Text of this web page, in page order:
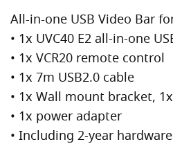
All-in-one USB Video Bar
• 1x UVC40 E2 all-in-one
• 1x VCR20 remote control
• 1x 7m USB2.0 cable
• 1x Wall mount bracket,
• 1x power adapter
• Including 2-year